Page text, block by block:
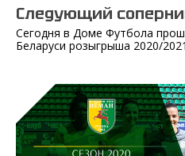
Следующий
Сегодня в Доме Футбола
Беларуси розыгрыша 2020/2021